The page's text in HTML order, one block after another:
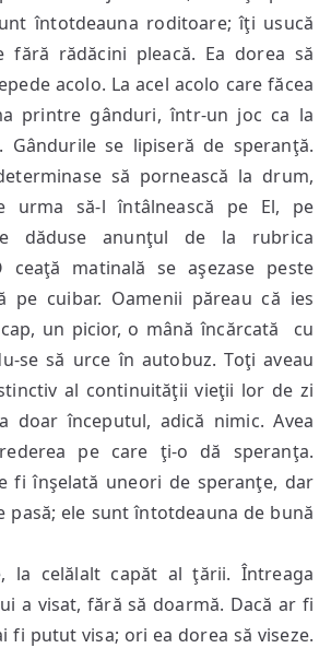
întotdeauna roditoare; îţi usucă
fără rădăcini pleacă. Ea dorea să
acolo. La acel acolo care făcea
printre gânduri, într-un joc ca la
Gândurile se lipiseră de speranţă.
să pornească la drum,
urma să-l întâlnească pe El, pe
dăduse anunţul de la rubrica
ceaţă matinală se aşezase peste
pe cuibar. Oamenii păreau că ies
un picior, o mână încărcată cu
se să urce în autobuz. Toţi aveau
al continuităţii vieţii lor de zi
doar începutul, adică nimic. Avea
pe care ţi-o dă speranţa.
fi înşelată uneori de speranţe, dar
pasă; ele sunt întotdeauna de bună
la celălalt capăt al ţării. Întreaga
a visat, fără să doarmă. Dacă ar fi
fi putut visa; ori ea dorea să viseze.